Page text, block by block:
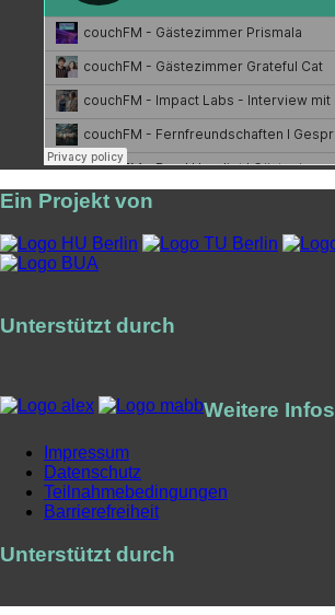
Ein Projekt von
Unterstützt durch
Weitere Infos
Impressum
Datenschutz
Teilnahmebedingungen
Barrierefreiheit
Unterstützt durch